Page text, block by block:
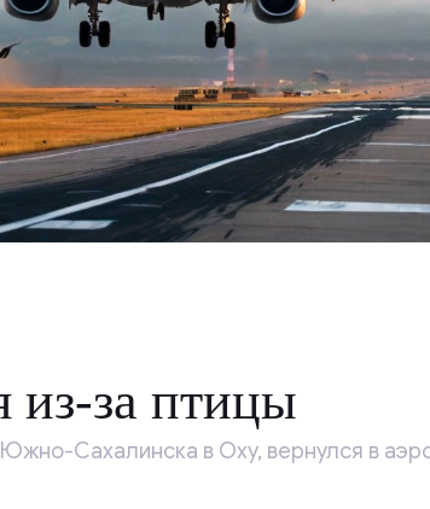
из-за птицы
Сахалинска в Оху, вернулся в